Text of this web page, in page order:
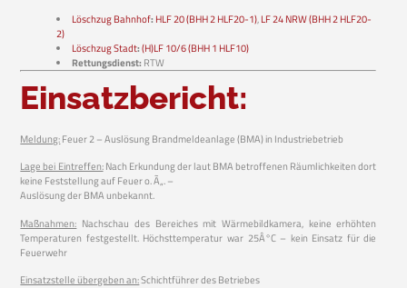
Löschzug Bahnhof: HLF 20 (BHH 2 HLF20-1),LF 24 NRW (BHH 2 HLF20-
2)
Löschzug Stadt:(H)LF 10/6 (BHH 1 HLF10)
Rettungsdienst:RTW
Einsatzbericht:
Meldung:Feuer 2 – Auslösung Brandmeldeanlage (BMA) in Industriebetrieb
Lage bei Eintreffen:Nach Erkundung der laut BMA betroffenen Räumlichkeiten dort
keine Feststellung auf Feuer o. Ã„. –
Auslösung der BMA unbekannt.
Maßnahmen: Nachschau des Bereiches mit Wärmebildkamera, keine erhöhten
Temperaturen festgestellt. Höchsttemperatur war 25Â°C – kein Einsatz für die
Feuerwehr
Einsatzstelle übergeben an:Schichtführer des Betriebes